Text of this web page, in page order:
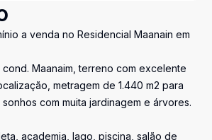
a venda no Residencial Maanain em
Maanaim, terreno com excelente
metragem de 1.440 m2 para
com muita jardinagem e árvores.
academia, lago, piscina, salão de